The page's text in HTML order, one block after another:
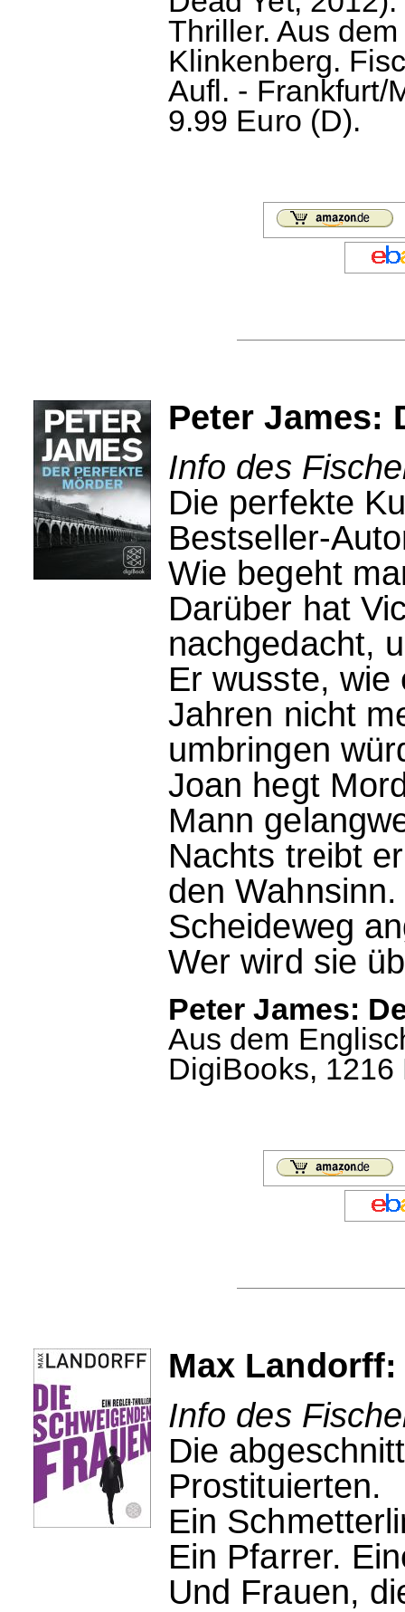
Thriller. Aus
Klinkenberg.
Aufl. - Frankfurt/
9.99 Euro (D).
Peter James:
Info des
Die perfekte
Bestseller-
Wie begeht
Darüber hat
nachgedacht,
Er wusste,
Jahren nicht
umbringen
Joan hegt
Mann
Nachts treibt
den
Scheideweg
Wer wird sie
Peter James:
Aus dem
DigiBooks,
Max
Info des
Die
Prostituierten.
Ein
Ein Pfarrer.
Und Frauen,